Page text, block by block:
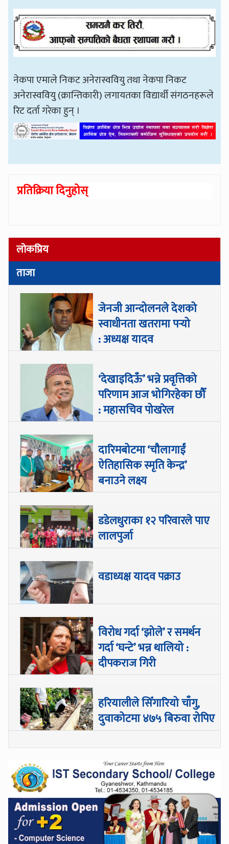
नेकपा एमाले निकट अनेरास्ववियु तथा नेकपा निकट
अनेरास्ववियु (क्रान्तिकारी) लगायतका विद्यार्थी संगठनहरूले
रिट दर्ता गरेका हुन् ।
प्रतिक्रिया दिनुहोस्
लोकप्रिय
ताजा
जेनजी आन्दोलनले देशको
स्वाधीनता खतरामा पर्‍यो
: अध्यक्ष यादव
‘देखाइदिऊँ’ भन्ने प्रवृत्तिको
परिणाम आज भोगिरहेका छौँ
: महासचिव पोखरेल
दारिमबोटमा ‘चौलागाईं
ऐतिहासिक स्मृति केन्द्र’
बनाउने लक्ष्य
डडेलधुराका १२ परिवारले पाए
लालपुर्जा
वडाध्यक्ष यादव पक्राउ
विरोध गर्दा ‘झोले’ र समर्थन
गर्दा ‘घन्टे’ भन्न थालियो :
दीपकराज गिरी
हरियालीले सिँगारियो चाँगु,
दुवाकोटमा ४७५ बिरुवा रोपिए